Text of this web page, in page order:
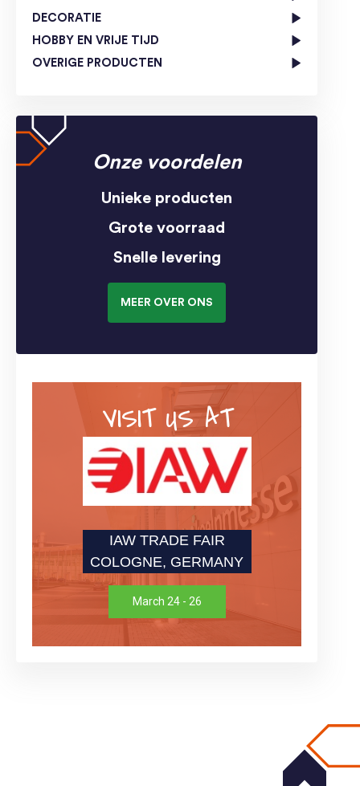
DECORATIE
HOBBY EN VRIJE TIJD
OVERIGE PRODUCTEN
Onze voordelen
Unieke producten
Grote voorraad
Snelle levering
MEER OVER ONS
VISIT US AT
IAW TRADE FAIR
COLOGNE, GERMANY
March 24 - 26